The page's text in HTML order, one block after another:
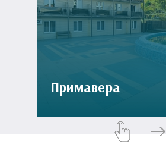
Примавера